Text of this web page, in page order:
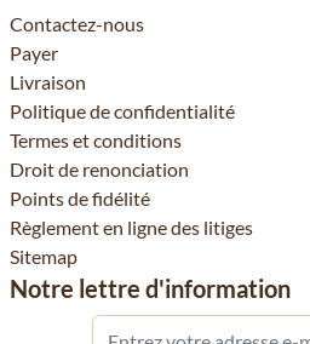
Contactez-nous
Payer
Livraison
Politique de confidentialité
Termes et conditions
Droit de renonciation
Points de fidélité
Règlement en ligne des litiges
Sitemap
Notre lettre d'information